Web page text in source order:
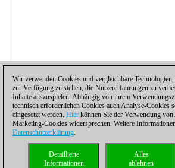
Wir verwenden Cookies und vergleichbare
zur Verfügung zu stellen, die Nutzererfahrungen zu
Inhalte auszuspielen. Abhängig von ihrem
technisch erforderlichen Cookies auch Analyse-Cookies
eingesetzt werden. Hier können Sie der Verwendung
Marketing-Cookies widersprechen. Weitere
Datenschutzerklärung.
Alles
ablehnen
Detaillierte
Informationen